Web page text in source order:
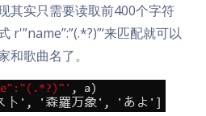
其实只需要读取前400个字符
r'”name”:”(.*?)”‘来匹配就可以
和歌曲名了。